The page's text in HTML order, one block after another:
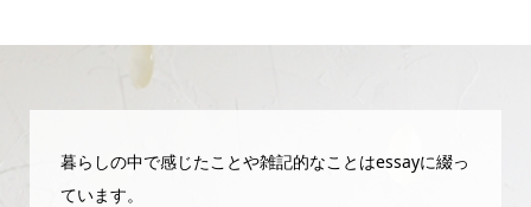
暮らしの中で感じたことや雑記的なことはessayに綴っ
ています。